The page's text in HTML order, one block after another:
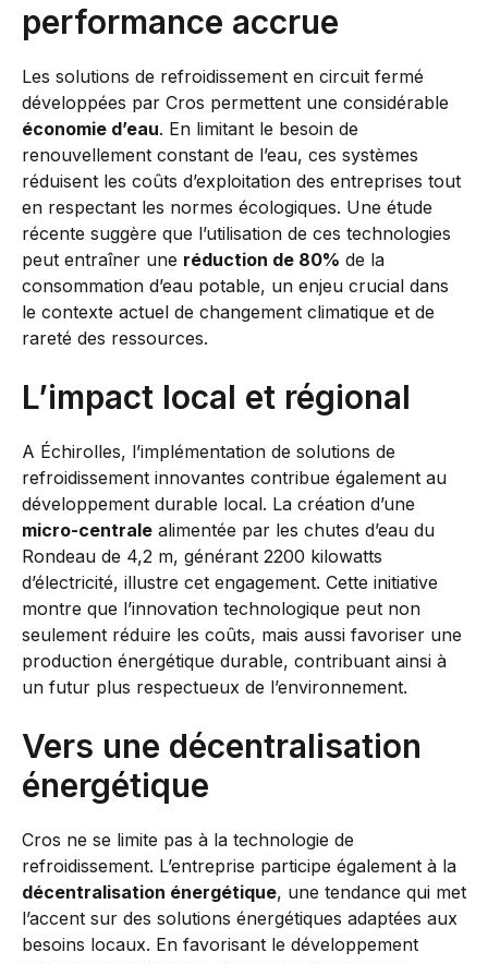
performance accrue
Les solutions de refroidissement en circuit fermé
développées par Cros permettent une considérable
économie d’eau. En limitant le besoin de
renouvellement constant de l’eau, ces systèmes
réduisent les coûts d’exploitation des entreprises tout
en respectant les normes écologiques. Une étude
récente suggère que l’utilisation de ces technologies
peut entraîner une réduction de 80% de la
consommation d’eau potable, un enjeu crucial dans
le contexte actuel de changement climatique et de
rareté des ressources.
L’impact local et régional
A Échirolles, l’implémentation de solutions de
refroidissement innovantes contribue également au
développement durable local. La création d’une
micro-centrale alimentée par les chutes d’eau du
Rondeau de 4,2 m, générant 2200 kilowatts
d’électricité, illustre cet engagement. Cette initiative
montre que l’innovation technologique peut non
seulement réduire les coûts, mais aussi favoriser une
production énergétique durable, contribuant ainsi à
un futur plus respectueux de l’environnement.
Vers une décentralisation
énergétique
Cros ne se limite pas à la technologie de
refroidissement. L’entreprise participe également à la
décentralisation énergétique, une tendance qui met
l’accent sur des solutions énergétiques adaptées aux
besoins locaux. En favorisant le développement